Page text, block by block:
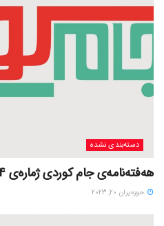
دسته‌بندی نشده
هەفتەنامەی جام کوردی ژمارەی 324
حوزه‌یران 20, 2023